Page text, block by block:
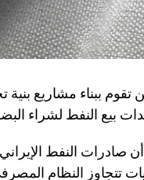
ببناء مشاريع بنية
بيع النفط لشراء
صادرات النفط